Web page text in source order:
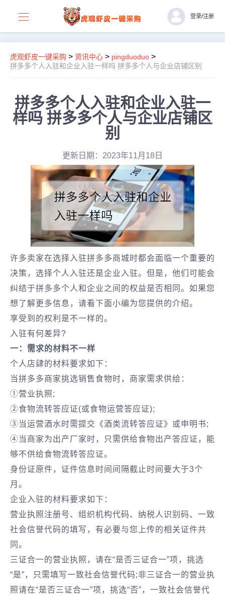
登录/注册
虎观虾皮一键采购 > 资讯中心 > pingduoduo >
拼多多个人入驻和企业入驻一样吗 拼多多个人与企业店铺区别
拼多多个人入驻和企业入驻一
样吗 拼多多个人与企业店铺区
别
更新日期：2023年11月18日
许多卖家在选择入驻拼多多商城时都会面临一个重要的
决策，选择个人入驻还是企业入驻。但是，他们可能会
纠结于拼多多个人和企业之间的权益是否相同。如果您
想了解更多信息，请看下面小编为您提供的介绍。
享受到的权利是不一样的。
入驻有何差异?
一：需求的材料不一样
个人店肆的材料要求如下：
当拼多多商家挑选销售食物时，商家需求供给：
①营业执照;
②食物流转答应证(或食物运营答应证);
③当运营酒水时需提交《酒类流转答应证》或申明书;
④当商家为出产厂家时，只需供给食物出产答应证，能
够不供给食物流转答应证。
身份证原件，证件信息时间间隔截止时间要大于3个
月。
企业入驻的材料要求如下：
营业执照注册号、组织机构代码、纳税人识别码、一致
社会信誉代码的填写，有必要与您上传的相关证件共
同。
三证合一的营业执照，请在“是否三证合一”项，挑选
“是”，只需填写一致社会信誉代码;非三证合一的营业执
照请在“是否三证合一”项，挑选“否”，一致社会信誉代